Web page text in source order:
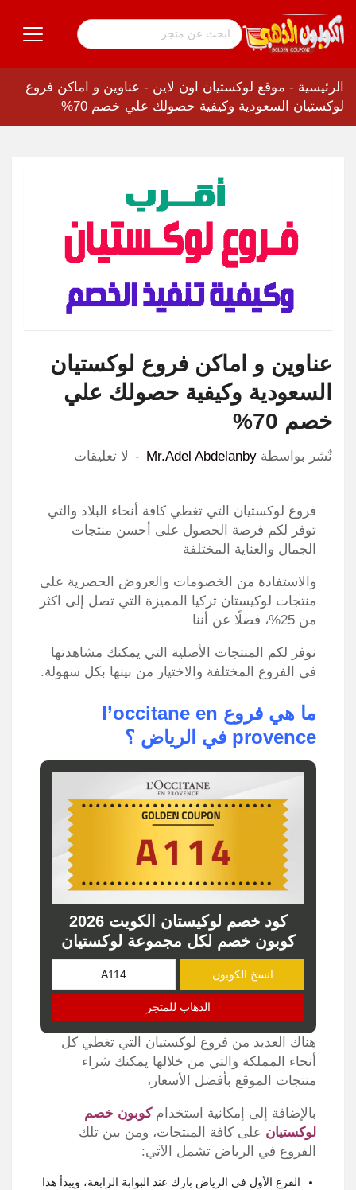
الرئيسية - موقع لوكستيان اون لاين - عناوين و اماكن فروع
لوكستيان السعودية وكيفية حصولك علي خصم 70%
عناوين و اماكن فروع لوكستيان
السعودية وكيفية حصولك علي
خصم 70%
نٌشر بواسطة Mr.Adel Abdelanby لا تعليقات
فروع لوكستيان التي تغطي كافة أنحاء البلاد والتي
توفر لكم فرصة الحصول على أحسن منتجات
الجمال والعناية المختلفة
والاستفادة من الخصومات والعروض الحصرية على
منتجات لوكيستان تركيا المميزة التي تصل إلى اكثر
من 25%، فضلًا عن أننا
نوفر لكم المنتجات الأصلية التي يمكنك مشاهدتها
في الفروع المختلفة والاختيار من بينها بكل سهولة.
ما هي فروع l’occitane en
provence في الرياض ؟
كود خصم لوكيستان الكويت 2026
كوبون خصم لكل مجموعة لوكستيان
انسخ الكوبون
الذهاب للمتجر
هناك العديد من فروع لوكستيان التي تغطي كل
أنحاء المملكة والتي من خلالها يمكنك شراء
منتجات الموقع بأفضل الأسعار،
بالإضافة إلى إمكانية استخدامكوبون خصم
لوكستيان على كافة المنتجات، ومن بين تلك
الفروع في الرياض تشمل الآتي:
الفرع الأول في الرياض بارك عند البوابة الرابعة، ويبدأ هذا